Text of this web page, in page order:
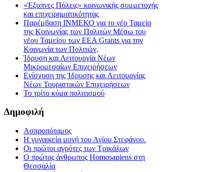
«Έξυπνες Πόλεις» κοινωνικής συμμετοχής
και επιχειρηματικότητας
Παρέμβαση ΙΝΜΕΚΟ για το νέο Ταμείο
της Κοινωνίας των Πολιτών Μέσω του
νέου Ταμείου των ΕΕΑ Grants για την
Κοινωνία των Πολιτών,
Ίδρυση και Λειτουργία Νέων
Μικρομεσαίων Επιχειρήσεων
Ενίσχυση της Ίδρυσης και Λειτουργίας
Νέων Τουριστικών Επιχειρήσεων
Το τρίτο κύμα πολιτισμού
Δημοφιλή
Ασπροπόταμος
Η γυναικεία μονή του Αγίου Στεφάνου.
Οι πρώτοι αγρότες των Τρικάλων
Ο πρώτος άνθρωπος Homosapiens στη
Θεσσαλία